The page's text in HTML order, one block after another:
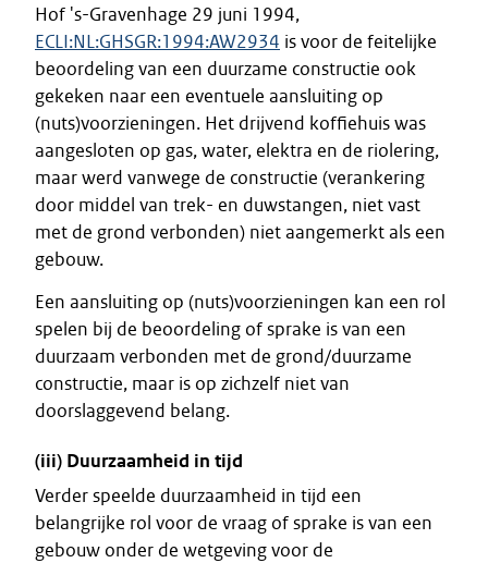
Hof 's-Gravenhage 29 juni 1994,
ECLI:NL:GHSGR:1994:AW2934 is voor de feitelijke
beoordeling van een duurzame constructie ook
gekeken naar een eventuele aansluiting op
(nuts)voorzieningen. Het drijvend koffiehuis was
aangesloten op gas, water, elektra en de riolering,
maar werd vanwege de constructie (verankering
door middel van trek- en duwstangen, niet vast
met de grond verbonden) niet aangemerkt als een
gebouw.
Een aansluiting op (nuts)voorzieningen kan een rol
spelen bij de beoordeling of sprake is van een
duurzaam verbonden met de grond/duurzame
constructie, maar is op zichzelf niet van
doorslaggevend belang.
(iii) Duurzaamheid in tijd
Verder speelde duurzaamheid in tijd een
belangrijke rol voor de vraag of sprake is van een
gebouw onder de wetgeving voor de